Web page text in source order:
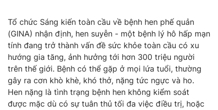
Cơ quan chủ quản:Đài Truyền hình Việt Nam
Cơ quan báo chí:Thời báo VTV
Giấy phép hoạt động báo in và báo điện tử số 483/GP-BTTTT
cấp ngày 29/12/2023
Tổng Biên tập:Vũ Thanh Thủy
Phó Tổng Biên tập: Nguyễn Thị Mỹ Hạnh, Phạm Quốc Thắng,
Nguyễn Trọng Ninh
Tổ chức Sáng kiến toàn cầu về bệnh hen phế quản
(GINA) nhận định, hen suyễn - một bệnh lý hô hấp mạn
tính đang trở thành vấn đề sức khỏe toàn cầu có xu
hướng gia tăng, ảnh hưởng tới hơn 300 triệu người
trên thế giới. Bệnh có thể gặp ở mọi lứa tuổi, thường
gây ra cơn khò khè, khó thở, nặng tức ngực và ho.
Hen nặng là tình trạng bệnh hen không kiểm soát
được mặc dù có sự tuân thủ tối đa việc điều trị, hoặc